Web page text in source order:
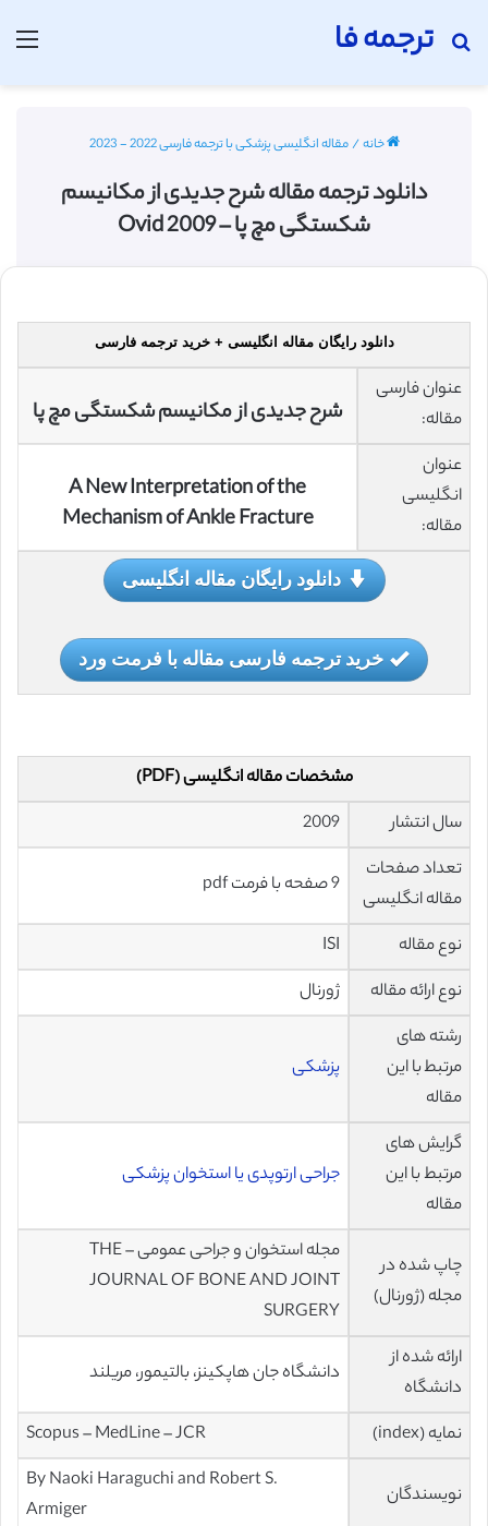
ترجمه فا
جستجو برای
خانه/مقاله انگلیسی پزشکی با ترجمه فارسی 2022 - 2023
دانلود ترجمه مقاله شرح جدیدی از مکانیسم
شکستگی مچ پا – Ovid 2009
دانلود رایگان مقاله انگلیسی + خرید ترجمه فارسی
عنوان فارسی
مقاله:
شرح جدیدی از مکانیسم شکستگی مچ پا
عنوان
انگلیسی
مقاله:
A New Interpretation of the
Mechanism of Ankle Fracture
دانلود رایگان مقاله انگلیسی
خرید ترجمه فارسی مقاله با فرمت ورد
مشخصات مقاله انگلیسی (PDF)
سال انتشار
2009
تعداد صفحات
مقاله انگلیسی
9 صفحه با فرمت pdf
نوع مقاله
ISI
نوع ارائه مقاله
ژورنال
رشته های
مرتبط با این
مقاله
پزشکی
گرایش های
مرتبط با این
مقاله
جراحی ارتوپدی یا استخوان پزشکی
چاپ شده در
مجله (ژورنال)
مجله استخوان و جراحی عمومی – THE
JOURNAL OF BONE AND JOINT
SURGERY
ارائه شده از
دانشگاه
دانشگاه جان هاپکینز، بالتیمور، مریلند
نمایه (index) Scopus – MedLine – JCR
نویسندگان
By Naoki Haraguchi and Robert S.
Armiger